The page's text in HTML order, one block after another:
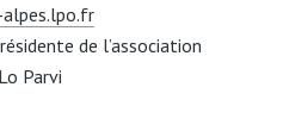
de l’association
Parvi